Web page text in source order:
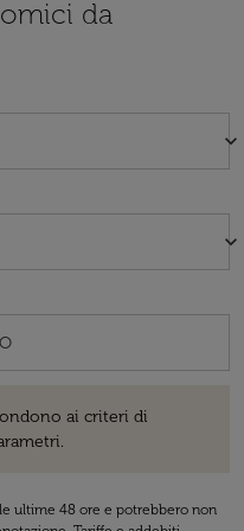
da
keyboard_arrow_down
keyboard_arrow_down
ai criteri di
ultime 48 ore e potrebbero non